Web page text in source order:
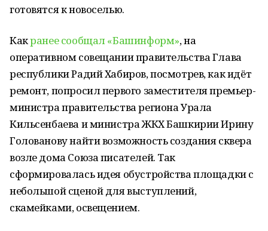
готовятся к новоселью.
Какранее сообщал «Башинформ», на
оперативном совещании правительства Глава
республики Радий Хабиров, посмотрев, как идёт
ремонт, попросил первого заместителя премьер-
министра правительства региона Урала
Кильсенбаева и министра ЖКХ Башкирии Ирину
Голованову найти возможность создания сквера
возле дома Союза писателей. Так
сформировалась идея обустройства площадки с
небольшой сценой для выступлений,
скамейками, освещением.